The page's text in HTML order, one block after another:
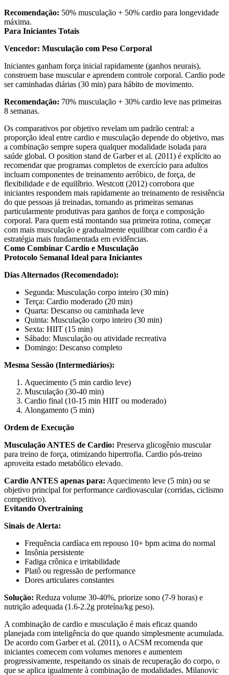
Recomendação: 50% musculação + 50% cardio para longevidade
máxima.
Para Iniciantes Totais
Vencedor: Musculação com Peso Corporal
Iniciantes ganham força inicial rapidamente (ganhos neurais),
constroem base muscular e aprendem controle corporal. Cardio pode
ser caminhadas diárias (30 min) para hábito de movimento.
Recomendação: 70% musculação + 30% cardio leve nas primeiras
8 semanas.
Os comparativos por objetivo revelam um padrão central: a
proporção ideal entre cardio e musculação depende do objetivo, mas
a combinação sempre supera qualquer modalidade isolada para
saúde global. O position stand de Garber et al. (2011) é explícito ao
recomendar que programas completos de exercício para adultos
incluam componentes de treinamento aeróbico, de força, de
flexibilidade e de equilíbrio. Westcott (2012) corrobora que
iniciantes respondem mais rapidamente ao treinamento de resistência
do que pessoas já treinadas, tornando as primeiras semanas
particularmente produtivas para ganhos de força e composição
corporal. Para quem está montando sua primeira rotina, começar
com mais musculação e gradualmente equilibrar com cardio é a
estratégia mais fundamentada em evidências.
Como Combinar Cardio e Musculação
Protocolo Semanal Ideal para Iniciantes
Dias Alternados (Recomendado):
Segunda: Musculação corpo inteiro (30 min)
Terça: Cardio moderado (20 min)
Quarta: Descanso ou caminhada leve
Quinta: Musculação corpo inteiro (30 min)
Sexta: HIIT (15 min)
Sábado: Musculação ou atividade recreativa
Domingo: Descanso completo
Mesma Sessão (Intermediários):
Aquecimento (5 min cardio leve)
Musculação (30-40 min)
Cardio final (10-15 min HIIT ou moderado)
Alongamento (5 min)
Ordem de Execução
Musculação ANTES de Cardio: Preserva glicogênio muscular
para treino de força, otimizando hipertrofia. Cardio pós-treino
aproveita estado metabólico elevado.
Cardio ANTES apenas para: Aquecimento leve (5 min) ou se
objetivo principal for performance cardiovascular (corridas, ciclismo
competitivo).
Evitando Overtraining
Sinais de Alerta:
Frequência cardíaca em repouso 10+ bpm acima do normal
Insônia persistente
Fadiga crônica e irritabilidade
Platô ou regressão de performance
Dores articulares constantes
Solução: Reduza volume 30-40%, priorize sono (7-9 horas) e
nutrição adequada (1.6-2.2g proteína/kg peso).
A combinação de cardio e musculação é mais eficaz quando
planejada com inteligência do que quando simplesmente acumulada.
De acordo com Garber et al. (2011), o ACSM recomenda que
iniciantes comecem com volumes menores e aumentem
progressivamente, respeitando os sinais de recuperação do corpo, o
que se aplica igualmente à combinação de modalidades. Milanovic